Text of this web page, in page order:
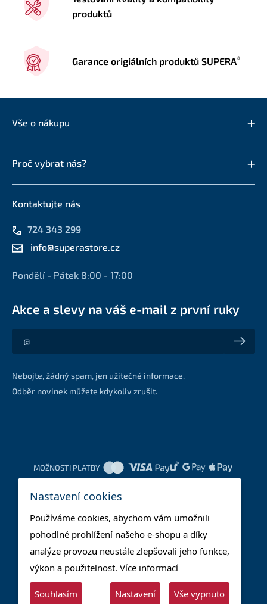
produktů
Garance origiálních produktů SUPERA®
Vše o nákupu
Proč vybrat nás?
Kontaktujte nás
724 343 299
info@superastore.cz
Pondělí - Pátek 8:00 - 17:00
Akce a slevy na váš e-mail z první ruky
Akce a slevy na váš e-mail z první ruky
Nebojte, žádný spam, jen užitečné informace.
Odběr novinek můžete kdykoliv zrušit.
MOŽNOSTI PLATBY
Nastavení cookies
Používáme cookies, abychom vám umožnili
pohodlné prohlížení našeho e-shopu a díky
analýze provozu neustále zlepšovali jeho funkce,
výkon a použitelnost. Více informací
Souhlasím Nastavení Vše vypnuto